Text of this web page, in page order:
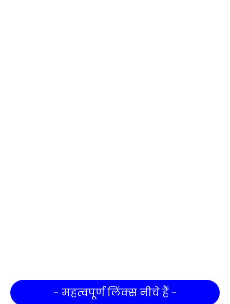
- महत्वपूर्ण लिंक्स नीचे हैं -